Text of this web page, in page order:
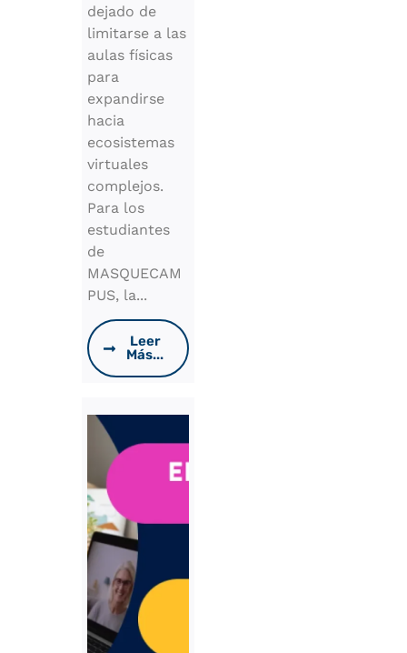
dejado de
limitarse a las
aulas físicas
para
expandirse
hacia
ecosistemas
virtuales
complejos.
Para los
estudiantes
de
MASQUECAM
PUS, la...
Leer
Más...